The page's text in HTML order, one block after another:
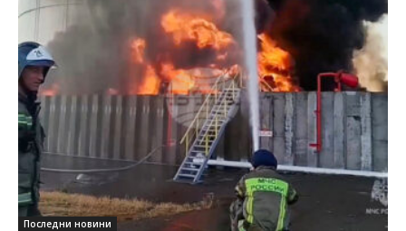
Последни новини